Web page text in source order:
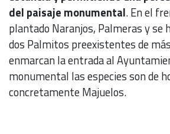
del paisaje monumental. En el
plantado Naranjos, Palmeras y se
dos Palmitos preexistentes de
enmarcan la entrada al
monumental las especies son de
concretamente Majuelos.